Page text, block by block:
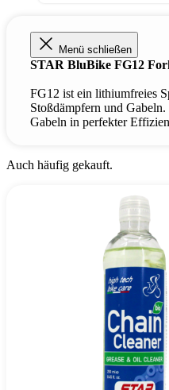
Menü schließen
STAR BluBike FG12
FG12 ist ein lithiumfreies
Stoßdämpfern und
Gabeln in perfekter
Auch häufig gekauft.